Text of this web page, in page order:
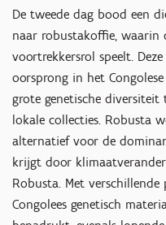
De tweede dag bood een
naar robustakoffie,
voortrekkersrol speelt.
oorsprong in het
grote genetische
lokale collecties. Robusta
alternatief voor de
krijgt door
Robusta. Met
Congolees genetisch